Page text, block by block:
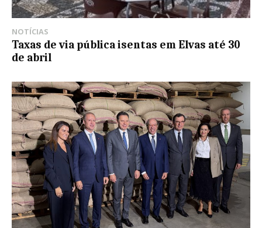
NOTÍCIAS
Taxas de via pública isentas em Elvas até 30
de abril